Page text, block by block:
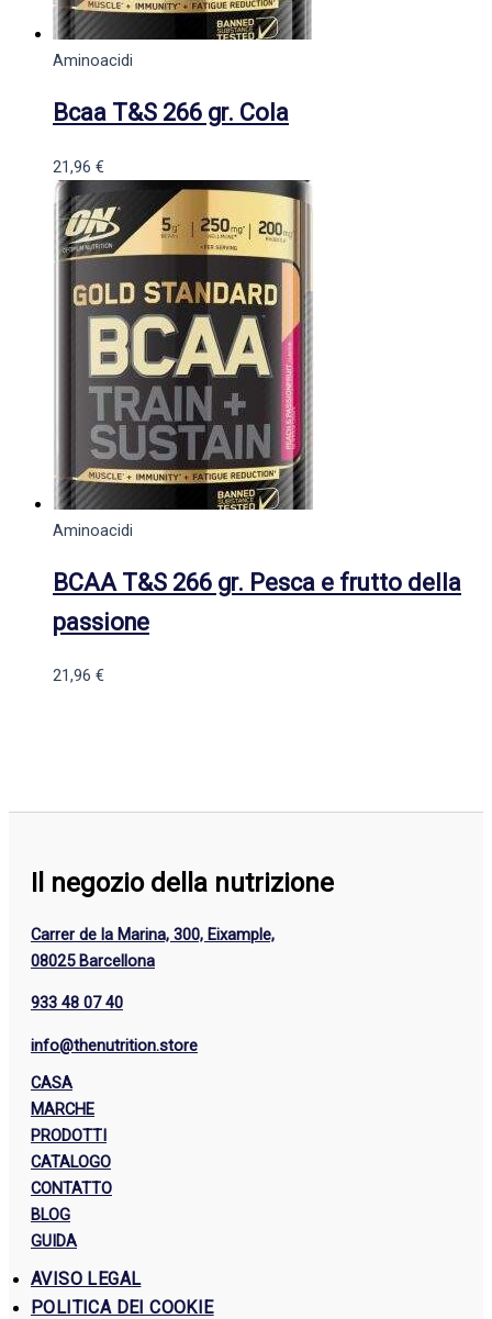
Aminoacidi
Bcaa T&S 266 gr. Cola
21,96 €
Aminoacidi
BCAA T&S 266 gr. Pesca e frutto della
passione
21,96 €
Il negozio della nutrizione
Carrer de la Marina, 300, Eixample,
08025 Barcellona
933 48 07 40
info@thenutrition.store
CASA
MARCHE
PRODOTTI
CATALOGO
CONTATTO
BLOG
GUIDA
AVISO LEGAL
POLITICA DEI COOKIE